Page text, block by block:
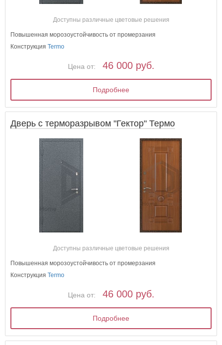
Доступны различные цветовые решения
Повышенная морозоустойчивость от промерзания
КонструкцияTermo
Цена от: 46 000 руб.
Подробнее
Дверь с терморазрывом "Гектор" Термо
Доступны различные цветовые решения
Повышенная морозоустойчивость от промерзания
КонструкцияTermo
Цена от: 46 000 руб.
Подробнее